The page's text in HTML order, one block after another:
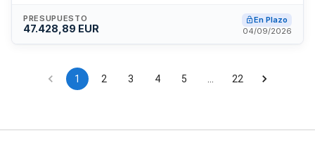
intervenciones necesarias para restaurar estas zonas sin
fraccionamiento del objeto contractual, conforme a la
PRESUPUESTO
47.428,89 EUR
En Plazo
04/09/2026
1 2 3 4 5 22